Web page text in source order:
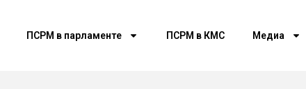
ПСРМ в парламенте ПСРМ в КМС Медиа